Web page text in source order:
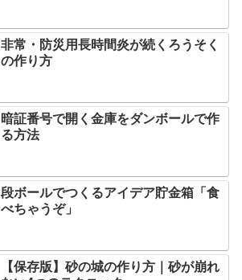
非常・防災用長時間炎が続くろうそく
の作り方
暗証番号で開く金庫をダンボールで作
る方法
段ボールでつくるアイデア貯金箱「食
べちゃうぞ」
【保存版】砂の城の作り方｜砂が崩れ